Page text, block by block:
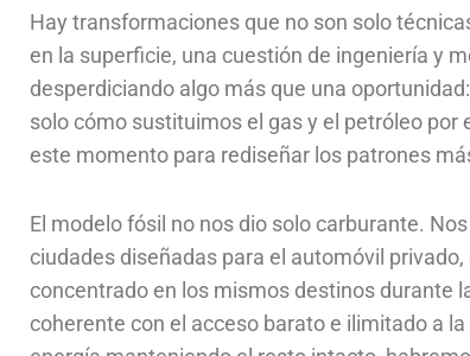
Hay transformaciones que no son solo
en la superficie, una cuestión de ingeniería y
desperdiciando algo más que una
solo cómo sustituimos el gas y el petróleo
este momento para rediseñar los patrones
El modelo fósil no nos dio solo carburante.
ciudades diseñadas para el automóvil
concentrado en los mismos destinos durante
coherente con el acceso barato e ilimitado a